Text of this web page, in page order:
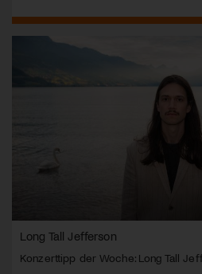
Long Tall Jefferson
Konzerttipp der Woche: Long Tall